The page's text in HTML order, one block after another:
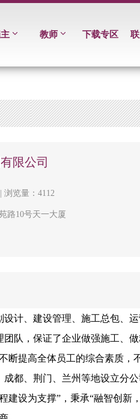
教师 下载专区
限公司
浏览量：4112
路10号天一大厦
计、建设管理、施工总包、
队，保证了企业做强施工、
断提高全体员工的综合素质
成都 、荆门、兰州等地设立分
建设为支撑”，秉承“融智创